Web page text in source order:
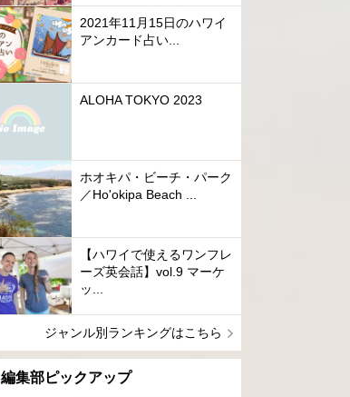
2021年11月15日のハワイ
アンカード占い...
ALOHA TOKYO 2023
ホオキパ・ビーチ・パーク
／Ho'okipa Beach ...
【ハワイで使えるワンフレ
ーズ英会話】vol.9 マーケ
ッ...
ジャンル別ランキングはこちら
編集部ピックアップ